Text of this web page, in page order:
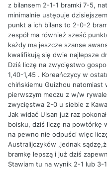
z bilansem 2-1-1 bramki 7-5,
minimalnie ustępuje
punkt a ich bilans to 2-0-2
zespół ma również sześć
każdy ma jeszcze szanse
kwalifikują się dwie najlepsze
Dziś liczę na zwycięstwo
1,40-1,45 . Koreańczycy w
chińskiemu Guizhou natomiast
pierwszym meczu z w/w
zwycięstwa 2-0 u siebie z
Jak widać Ulsan już raz
boisku, dziś liczę na powtórkę
na pewno nie odpuści więc
Australijczyków ,jednak
bramkę lepszą i już dziś
Stawiam tu na wynik 2-1 lub 3-